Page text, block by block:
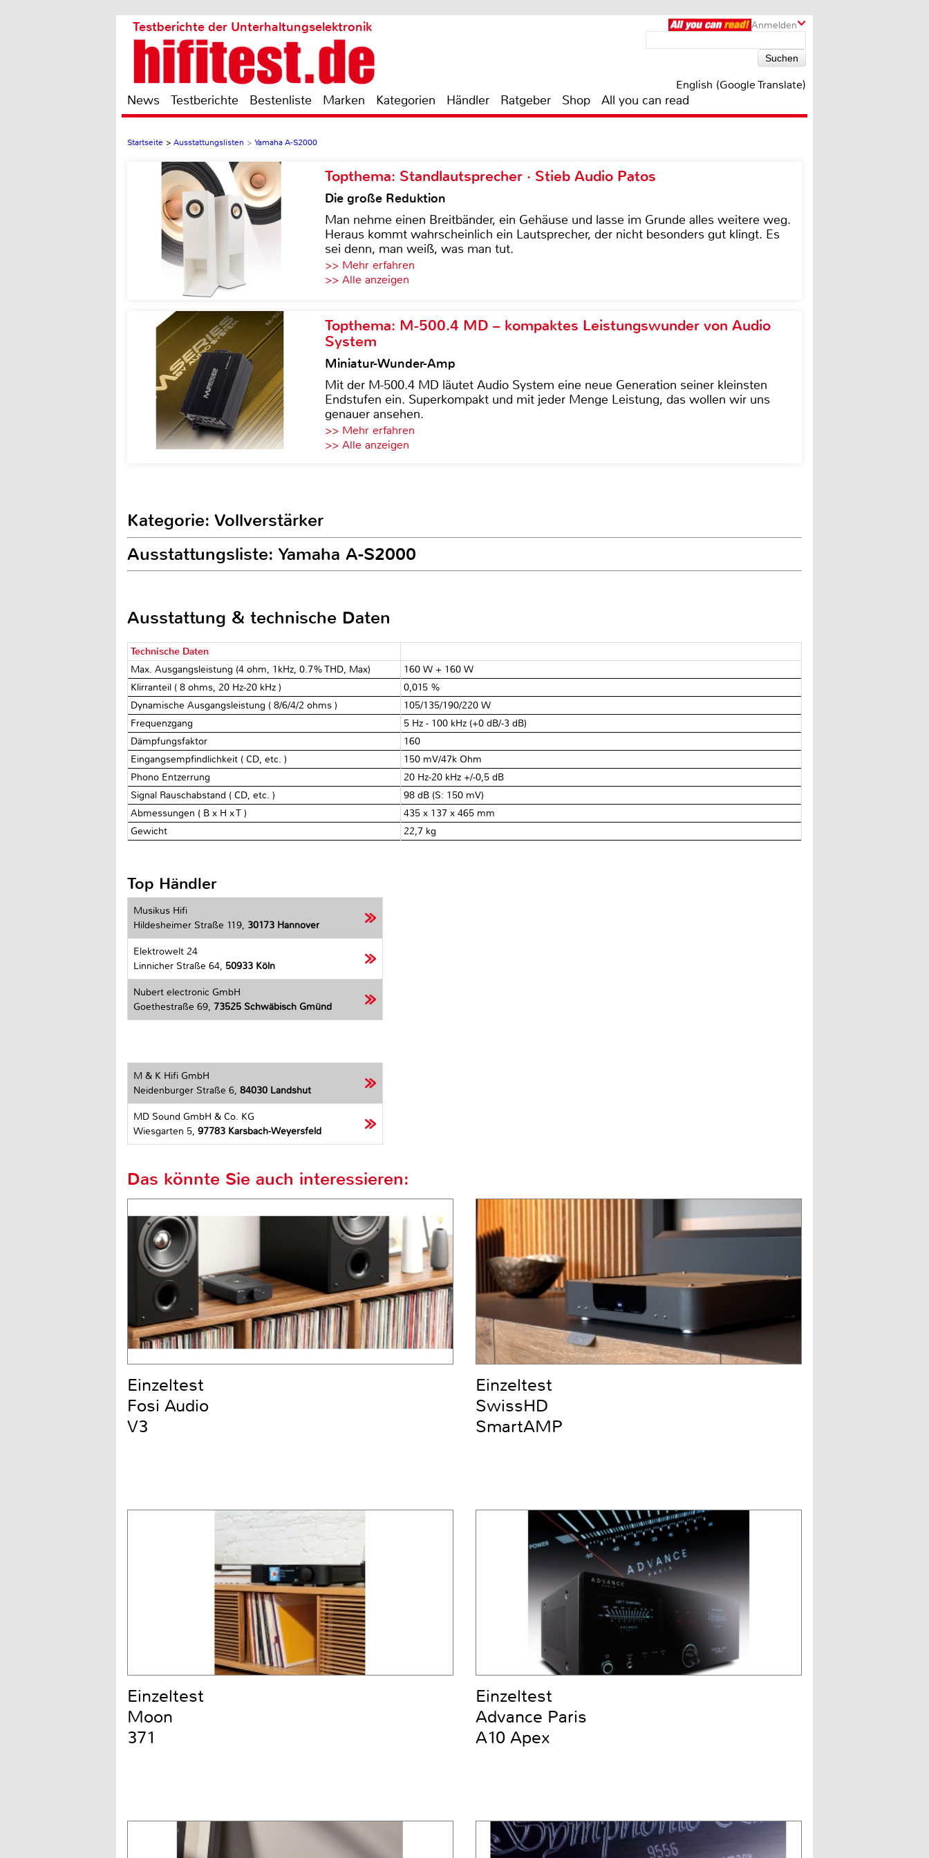
Anmelden
Testberichte der Unterhaltungselektronik
English (Google Translate)
News Testberichte Bestenliste Marken Kategorien Händler Ratgeber Shop All you can read
Startseite > Ausstattungslisten > Yamaha A-S2000
Topthema: Standlautsprecher · Stieb Audio Patos
Die große Reduktion
Man nehme einen Breitbänder, ein Gehäuse und lasse im Grunde alles weitere weg.
Heraus kommt wahrscheinlich ein Lautsprecher, der nicht besonders gut klingt. Es
sei denn, man weiß, was man tut.
>> Mehr erfahren
>> Alle anzeigen
Topthema: M-500.4 MD – kompaktes Leistungswunder von Audio
System
Miniatur-Wunder-Amp
Mit der M-500.4 MD läutet Audio System eine neue Generation seiner kleinsten
Endstufen ein. Superkompakt und mit jeder Menge Leistung, das wollen wir uns
genauer ansehen.
>> Mehr erfahren
>> Alle anzeigen
Kategorie: Vollverstärker
Ausstattungsliste: Yamaha A-S2000
Ausstattung & technische Daten
Technische Daten
Max. Ausgangsleistung (4 ohm, 1kHz, 0.7% THD, Max)
160 W + 160 W
Klirranteil ( 8 ohms, 20 Hz-20 kHz )
0,015 %
Dynamische Ausgangsleistung ( 8/6/4/2 ohms )
105/135/190/220 W
Frequenzgang
5 Hz - 100 kHz (+0 dB/-3 dB)
Dämpfungsfaktor
160
Eingangsempfindlichkeit ( CD, etc. )
150 mV/47k Ohm
Phono Entzerrung
20 Hz-20 kHz +/-0,5 dB
Signal Rauschabstand ( CD, etc. )
98 dB (S: 150 mV)
Abmessungen ( B x H x T )
435 x 137 x 465 mm
Gewicht
22,7 kg
Top Händler
Musikus Hifi
Hildesheimer Straße 119, 30173 Hannover
Elektrowelt 24
Linnicher Straße 64, 50933 Köln
Nubert electronic GmbH
Goethestraße 69, 73525 Schwäbisch Gmünd
M & K Hifi GmbH
Neidenburger Straße 6, 84030 Landshut
MD Sound GmbH & Co. KG
Wiesgarten 5, 97783 Karsbach-Weyersfeld
Das könnte Sie auch interessieren:
Einzeltest
Fosi Audio
V3
Einzeltest
SwissHD
SmartAMP
Einzeltest
Moon
371
Einzeltest
Advance Paris
A10 Apex